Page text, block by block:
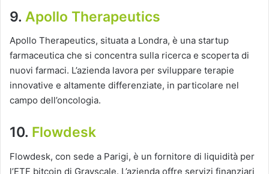
9. Apollo Therapeutics
Apollo Therapeutics, situata a Londra, è una startup
farmaceutica che si concentra sulla ricerca e scoperta di
nuovi farmaci. L’azienda lavora per sviluppare terapie
innovative e altamente differenziate, in particolare nel
campo dell’oncologia.
10. Flowdesk
Flowdesk, con sede a Parigi, è un fornitore di liquidità per
l’ETF bitcoin di Grayscale. L’azienda offre servizi finanziari